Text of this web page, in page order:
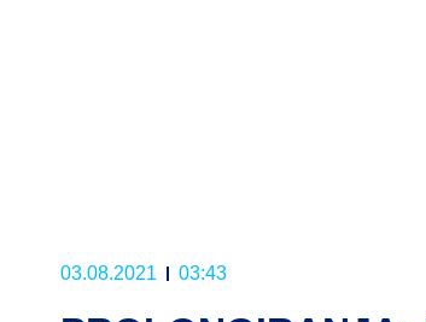
03.08.2021 03:43